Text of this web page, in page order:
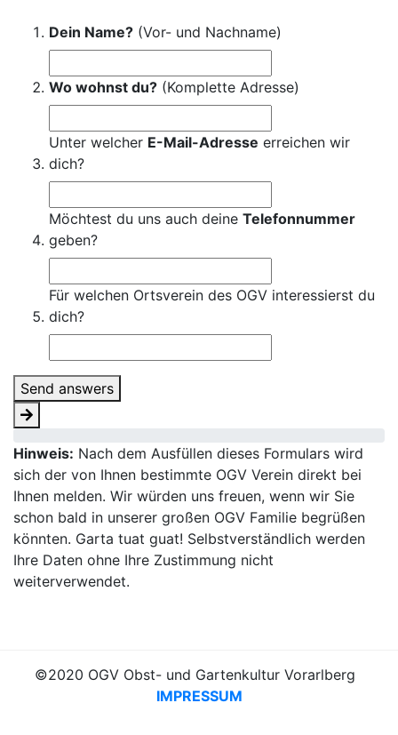
Dein Name? (Vor- und Nachname)
Wo wohnst du? (Komplette Adresse)
Unter welcher E-Mail-Adresse erreichen wir
dich?
Möchtest du uns auch deine Telefonnummer
geben?
Für welchen Ortsverein des OGV interessierst du
dich?
Send answers
Hinweis: Nach dem Ausfüllen dieses Formulars wird
sich der von Ihnen bestimmte OGV Verein direkt bei
Ihnen melden. Wir würden uns freuen, wenn wir Sie
schon bald in unserer großen OGV Familie begrüßen
könnten. Garta tuat guat! Selbstverständlich werden
Ihre Daten ohne Ihre Zustimmung nicht
weiterverwendet.
©2020 OGV Obst- und Gartenkultur Vorarlberg
IMPRESSUM